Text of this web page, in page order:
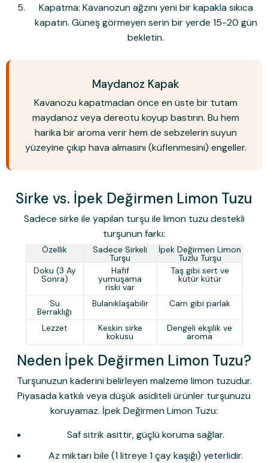
Kapatma: Kavanozun ağzını yeni bir kapakla sıkıca
kapatın. Güneş görmeyen serin bir yerde 15-20 gün
bekletin.
Maydanoz Kapak
Kavanozu kapatmadan önce en üste bir tutam
maydanoz veya dereotu koyup bastırın. Bu hem
harika bir aroma verir hem de sebzelerin suyun
yüzeyine çıkıp hava almasını (küflenmesini) engeller.
Sirke vs. İpek Değirmen Limon Tuzu
Sadece sirke ile yapılan turşu ile limon tuzu destekli
turşunun farkı:
Özellik Sadece Sirkeli
Turşu
İpek Değirmen Limon
Tuzlu Turşu
Doku (3 Ay
Sonra)
Hafif
yumuşama
riski var
Taş gibi sert ve
kütür kütür
Su
Berraklığı
Bulanıklaşabilir Cam gibi parlak
Lezzet Keskin sirke
kokusu
Dengeli ekşilik ve
aroma
Neden İpek Değirmen Limon Tuzu?
Turşunuzun kaderini belirleyen malzeme limon tuzudur.
Piyasada katkılı veya düşük asiditeli ürünler turşunuzu
koruyamaz. İpek Değirmen Limon Tuzu:
Saf sitrik asittir, güçlü koruma sağlar.
Az miktarı bile (1 litreye 1 çay kaşığı) yeterlidir.